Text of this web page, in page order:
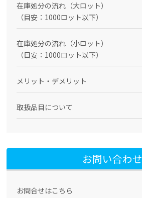
在庫処分の流れ（大ロット）
（目安：1000ロット以下）
在庫処分の流れ（小ロット）
（目安：1000ロット以下）
メリット・デメリット
取扱品目について
お問い合わせ
お問合せはこちら